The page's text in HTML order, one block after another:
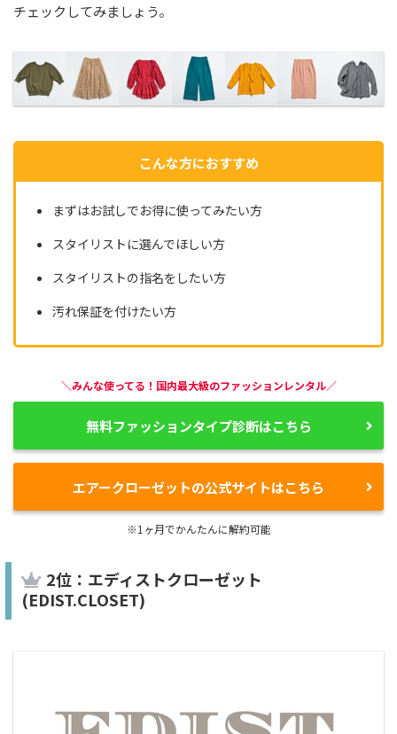
チェックしてみましょう。
こんな方におすすめ
まずはお試しでお得に使ってみたい方
スタイリストに選んでほしい方
スタイリストの指名をしたい方
汚れ保証を付けたい方
＼みんな使ってる！国内最大級のファッションレンタル／
無料ファッションタイプ診断はこちら
エアークローゼットの公式サイトはこちら
※1ヶ月でかんたんに解約可能
2位：エディストクローゼット
(EDIST.CLOSET)